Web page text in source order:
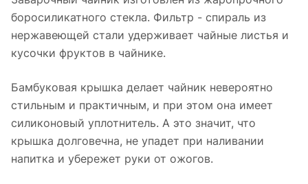
боросиликатного стекла. Фильтр - спираль из
нержавеющей стали удерживает чайные листья и
кусочки фруктов в чайнике.
Бамбуковая крышка делает чайник невероятно
стильным и практичным, и при этом она имеет
силиконовый уплотнитель. А это значит, что
крышка долговечна, не упадет при наливании
напитка и убережет руки от ожогов.